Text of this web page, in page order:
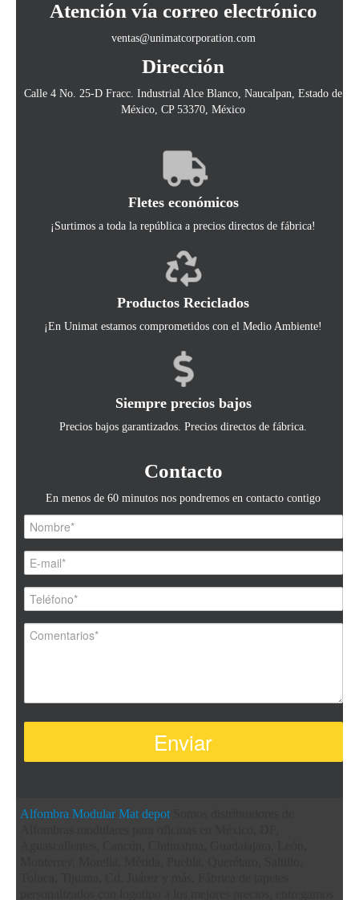
Atención vía correo electrónico
ventas@unimatcorporation.com
Dirección
Calle 4 No. 25-D Fracc. Industrial Alce Blanco, Naucalpan, Estado de
México, CP 53370, México
Fletes económicos
¡Surtimos a toda la república a precios directos de fábrica!
Productos Reciclados
¡En Unimat estamos comprometidos con el Medio Ambiente!
Siempre precios bajos
Precios bajos garantizados. Precios directos de fábrica.
Contacto
En menos de 60 minutos nos pondremos en contacto contigo
Alfombra Modular Mat depot